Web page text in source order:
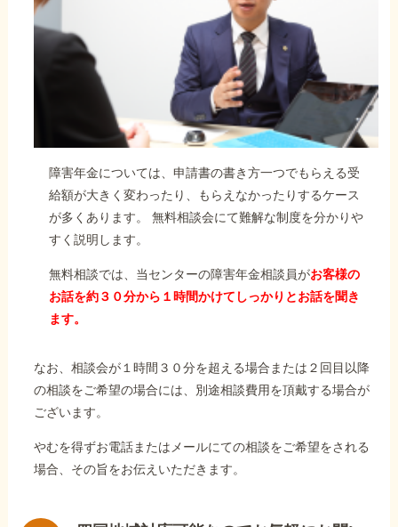
障害年金については、申請書の書き方一つでもらえる受
給額が大きく変わったり、もらえなかったりするケース
が多くあります。 無料相談会にて難解な制度を分かりや
すく説明します。
無料相談では、当センターの障害年金相談員がお客様の
お話を約３０分から１時間かけてしっかりとお話を聞き
ます。
なお、相談会が１時間３０分を超える場合または２回目以降
の相談をご希望の場合には、別途相談費用を頂戴する場合が
ございます。
やむを得ずお電話またはメールにての相談をご希望をされる
場合、その旨をお伝えいただきます。